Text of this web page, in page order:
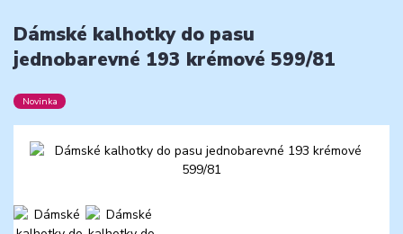
Dámské kalhotky do pasu
jednobarevné 193 krémové 599/81
Novinka